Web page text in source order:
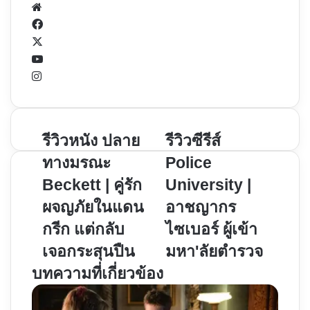
Facebook
YouTube
Instagram
รีวิว
หนัง
ปลาย
ทาง
มรณะ
Beckett
คู่รัก
ผจญ
รีวิวหนัง ปลาย
ทางมรณะ
Beckett | คู่รัก
ผจญภัยในแดน
กรีก แต่กลับ
เจอกระสุนปืน
รีวิว
ซี
รีส์
Police
University
|
อาชญากร
ไซเบอร์
เข้า
รีวิวซีรีส์
Police
University |
อาชญากร
ไซเบอร์ ผู้เข้า
มหา'ลัยตำรวจ
บทความที่เกี่ยวข้อง